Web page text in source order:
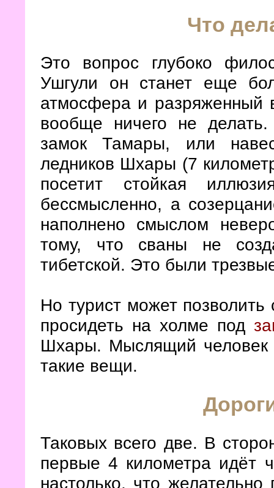
Что
Это вопрос глубоко
Ушгули он станет еще
атмосфера и разряженный
вообще ничего не
замок Тамары, или
ледников Шхары (7
посетит стойкая
бессмысленно, а
наполнено смыслом
тому, что сваны не
тибетской. Это были
Но турист может
просидеть на холме под
Шхары. Мыслящий человек
такие вещи.
Таковых всего две. В
первые 4 километра идёт
настолько, что